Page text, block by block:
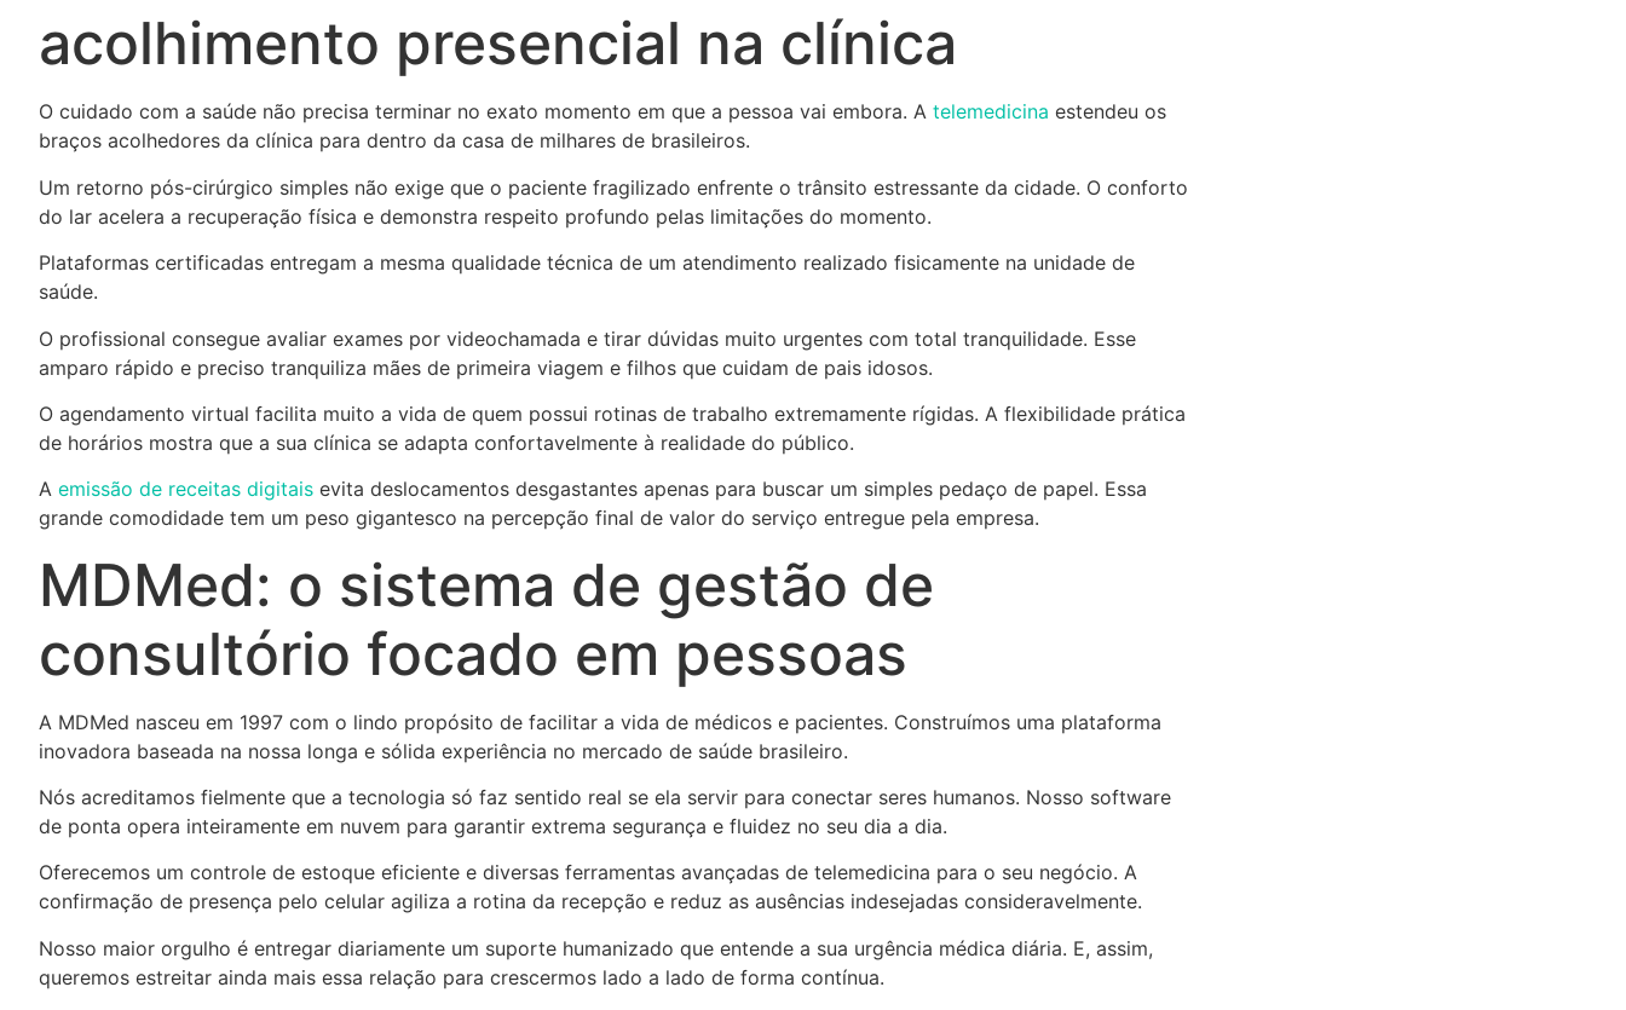
acolhimento presencial na clínica
O cuidado com a saúde não precisa terminar no exato momento em que a pessoa vai embora. A telemedicina estendeu os
braços acolhedores da clínica para dentro da casa de milhares de brasileiros.
Um retorno pós-cirúrgico simples não exige que o paciente fragilizado enfrente o trânsito estressante da cidade. O conforto
do lar acelera a recuperação física e demonstra respeito profundo pelas limitações do momento.
Plataformas certificadas entregam a mesma qualidade técnica de um atendimento realizado fisicamente na unidade de
saúde.
O profissional consegue avaliar exames por videochamada e tirar dúvidas muito urgentes com total tranquilidade. Esse
amparo rápido e preciso tranquiliza mães de primeira viagem e filhos que cuidam de pais idosos.
O agendamento virtual facilita muito a vida de quem possui rotinas de trabalho extremamente rígidas. A flexibilidade prática
de horários mostra que a sua clínica se adapta confortavelmente à realidade do público.
A emissão de receitas digitais evita deslocamentos desgastantes apenas para buscar um simples pedaço de papel. Essa
grande comodidade tem um peso gigantesco na percepção final de valor do serviço entregue pela empresa.
MDMed: o sistema de gestão de
consultório focado em pessoas
A MDMed nasceu em 1997 com o lindo propósito de facilitar a vida de médicos e pacientes. Construímos uma plataforma
inovadora baseada na nossa longa e sólida experiência no mercado de saúde brasileiro.
Nós acreditamos fielmente que a tecnologia só faz sentido real se ela servir para conectar seres humanos. Nosso software
de ponta opera inteiramente em nuvem para garantir extrema segurança e fluidez no seu dia a dia.
Oferecemos um controle de estoque eficiente e diversas ferramentas avançadas de telemedicina para o seu negócio. A
confirmação de presença pelo celular agiliza a rotina da recepção e reduz as ausências indesejadas consideravelmente.
Nosso maior orgulho é entregar diariamente um suporte humanizado que entende a sua urgência médica diária. E, assim,
queremos estreitar ainda mais essa relação para crescermos lado a lado de forma contínua.